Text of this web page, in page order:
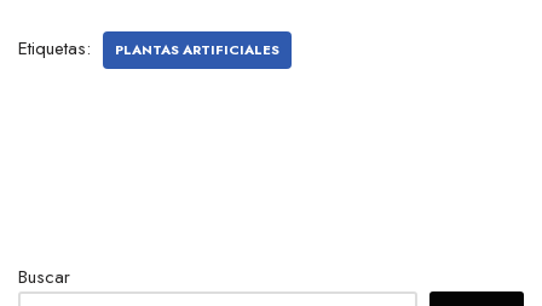
Etiquetas: PLANTAS ARTIFICIALES
Buscar